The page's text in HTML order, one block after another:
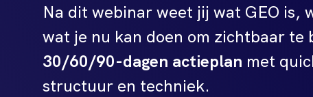
Na dit webinar weet jij wat GEO is,
wat je nu kan doen om zichtbaar
30/60/90-dagen actieplan met
structuur en techniek.